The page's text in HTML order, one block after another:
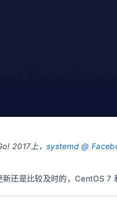
2017上， systemd @
还是比较及时的，CentOS 7